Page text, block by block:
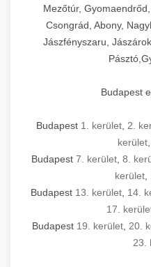
Mezőtúr,
Csongrád, Abony,
Jászfényszaru,
Budapest
Budapest 1. kerület 2.
kerület
Budapest 7. kerület, 8.
kerület
Budapest 13. kerület 14.
17.
Budapest 19. kerület 20.
23.